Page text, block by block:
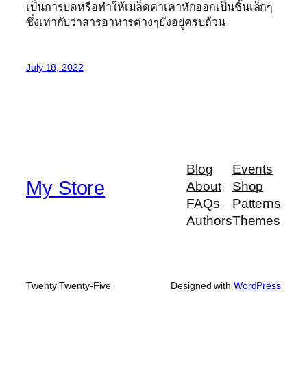
เป็นการบดหรือทำให้เมล็ดคาเคาหักออกเป็นชิ้นเล็กๆ
ซึ่งเท่ากับว่าสารอาหารต่างๆยังอยู่ครบถ้วน
July 18, 2022
My Store
Blog
About
FAQs
Authors
Events
Shop
Patterns
Themes
Twenty Twenty-Five Designed with WordPress